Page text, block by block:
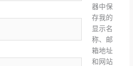
器中保
存我的
显示名
称、邮
箱地址
和网站